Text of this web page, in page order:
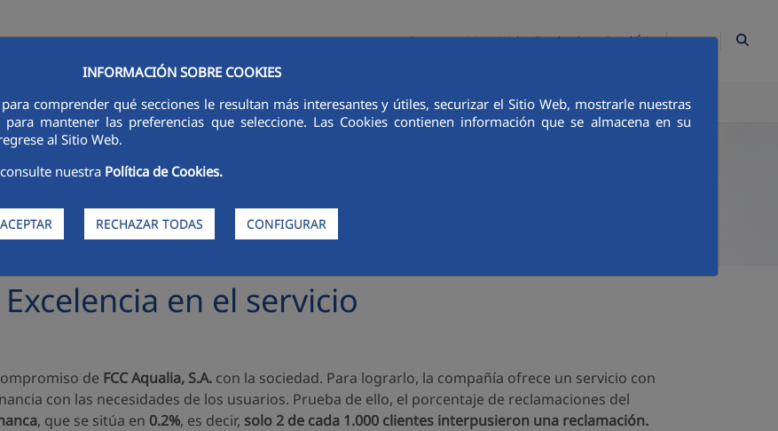
INFORMACIÓN SOBRE COOKIES
comprender qué secciones le resultan más interesantes y útiles, securizar el Sitio Web, mostrarle nuestras
mantener las preferencias que seleccione. Las Cookies contienen información que se almacena en su
al Sitio Web.
nuestra Política de Cookies.
ACEPTAR RECHAZAR TODAS CONFIGURAR
Contacto Mapa Web Empleados Canal Ético ES
INNOVACIÓN DIGITALIZACIÓN SOSTENIBILIDAD ÉTICA E INTEGRIDAD COMUNICACIÓN
Excelencia en el servicio
de FCC Aqualia, S.A. con la sociedad. Para lograrlo, la compañía ofrece un servicio con
con las necesidades de los usuarios. Prueba de ello, el porcentaje de reclamaciones del
, que se sitúa en 0.2%, es decir, solo 2 de cada 1.000 clientes interpusieron una reclamación.